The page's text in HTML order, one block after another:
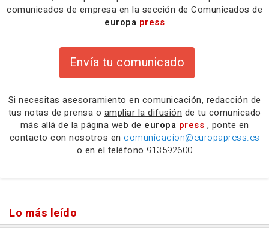
comunicados de empresa en la sección de Comunicados de
europa press
Envía tu comunicado
Si necesitas asesoramiento en comunicación, redacción de
tus notas de prensa o ampliar la difusión de tu comunicado
más allá de la página web de europa press , ponte en
contacto con nosotros en comunicacion@europapress.es
o en el teléfono 913592600
Lo más leído